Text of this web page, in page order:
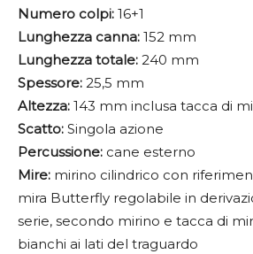
Numero colpi: 16+1
Lunghezza canna: 152 mm
Lunghezza totale: 240 mm
Spessore: 25,5 mm
Altezza: 143 mm inclusa tacca di
Scatto: Singola azione
Percussione: cane esterno
Mire: mirino cilindrico con
mira Butterfly regolabile in
serie, secondo mirino e tacca di
bianchi ai lati del traguardo